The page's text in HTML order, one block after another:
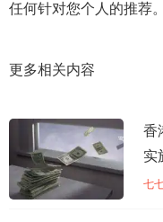
任何针对您个人的推荐。
更多相关内容
香
实
七